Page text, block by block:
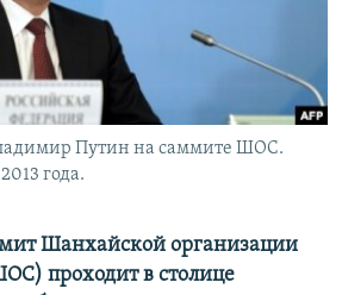
Путин на саммите ШОС.
года.
Шанхайской организации
проходит в столице